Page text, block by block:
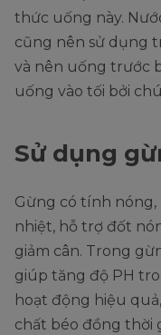
thức uống này.
cũng nên sử dụng
và nên uống trước
uống vào tối bởi
Sử dụng
Gừng có tính nóng,
nhiệt, hỗ trợ đốt
giảm cân. Trong
giúp tăng độ PH
hoạt động hiệu
chất béo đồng thời